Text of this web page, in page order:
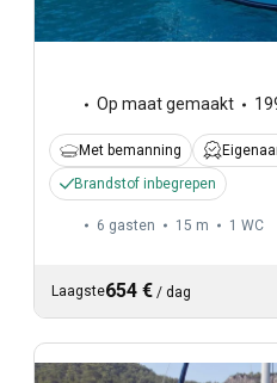
Op maat gemaakt
Met bemanning
Brandstof inbegrepen
6 gasten 15 m 1 WC
Laagste654 € / dag